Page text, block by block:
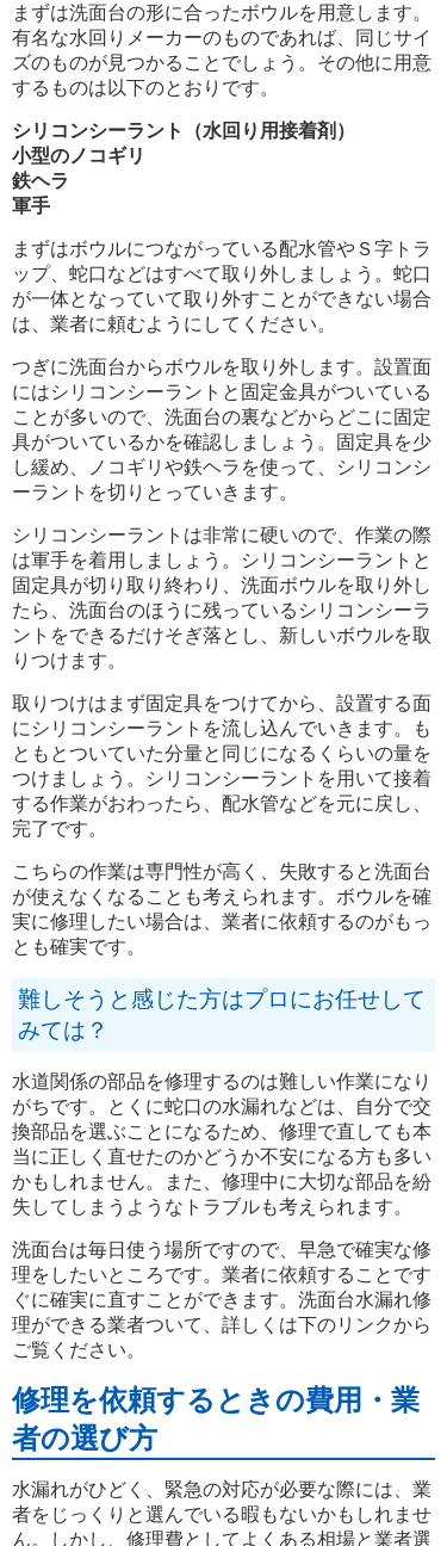
まずは洗面台の形に合ったボウルを用意します。
有名な水回りメーカーのものであれば、同じサイ
ズのものが見つかることでしょう。その他に用意
するものは以下のとおりです。
シリコンシーラント（水回り用接着剤）
小型のノコギリ
鉄ヘラ
軍手
まずはボウルにつながっている配水管やＳ字トラ
ップ、蛇口などはすべて取り外しましょう。蛇口
が一体となっていて取り外すことができない場合
は、業者に頼むようにしてください。
つぎに洗面台からボウルを取り外します。設置面
にはシリコンシーラントと固定金具がついている
ことが多いので、洗面台の裏などからどこに固定
具がついているかを確認しましょう。固定具を少
し緩め、ノコギリや鉄ヘラを使って、シリコンシ
ーラントを切りとっていきます。
シリコンシーラントは非常に硬いので、作業の際
は軍手を着用しましょう。シリコンシーラントと
固定具が切り取り終わり、洗面ボウルを取り外し
たら、洗面台のほうに残っているシリコンシーラ
ントをできるだけそぎ落とし、新しいボウルを取
りつけます。
取りつけはまず固定具をつけてから、設置する面
にシリコンシーラントを流し込んでいきます。も
ともとついていた分量と同じになるくらいの量を
つけましょう。シリコンシーラントを用いて接着
する作業がおわったら、配水管などを元に戻し、
完了です。
こちらの作業は専門性が高く、失敗すると洗面台
が使えなくなることも考えられます。ボウルを確
実に修理したい場合は、業者に依頼するのがもっ
とも確実です。
難しそうと感じた方はプロにお任せして
みては？
水道関係の部品を修理するのは難しい作業になり
がちです。とくに蛇口の水漏れなどは、自分で交
換部品を選ぶことになるため、修理で直しても本
当に正しく直せたのかどうか不安になる方も多い
かもしれません。また、修理中に大切な部品を紛
失してしまうようなトラブルも考えられます。
洗面台は毎日使う場所ですので、早急で確実な修
理をしたいところです。業者に依頼することです
ぐに確実に直すことができます。洗面台水漏れ修
理ができる業者ついて、詳しくは下のリンクから
ご覧ください。
修理を依頼するときの費用・業
者の選び方
水漏れがひどく、緊急の対応が必要な際には、業
者をじっくりと選んでいる暇もないかもしれませ
ん。しかし、修理費としてよくある相場と業者選